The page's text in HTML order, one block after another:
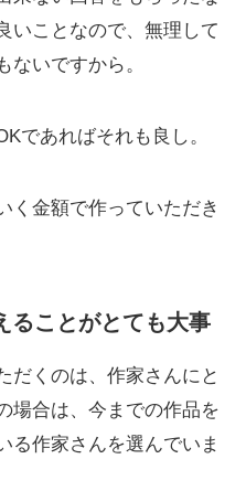
いことなので、無理して
ないですから。
であればそれも良し。
く金額で作っていただき
ることがとても大事
だくのは、作家さんにと
場合は、今までの作品を
る作家さんを選んでいま